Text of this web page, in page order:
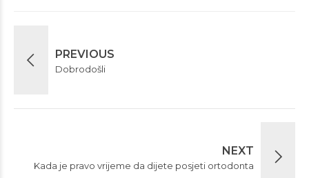
PREVIOUS
Dobrodošli
NEXT
Kada je pravo vrijeme da dijete posjeti ortodonta